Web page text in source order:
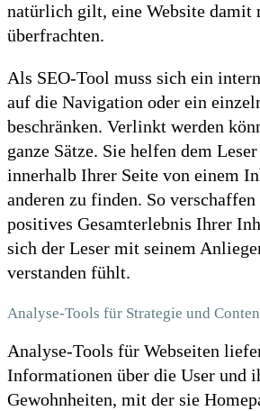
natürlich gilt, eine Website damit
überfrachten.
Als SEO-Tool muss sich ein
auf die Navigation oder ein
beschränken. Verlinkt werden
ganze Sätze. Sie helfen dem
innerhalb Ihrer Seite von einem
anderen zu finden. So
positives Gesamterlebnis Ihrer
sich der Leser mit seinem
verstanden fühlt.
Analyse-Tools für Strategie und
Analyse-Tools für Webseiten
Informationen über die User und
Gewohnheiten, mit der sie